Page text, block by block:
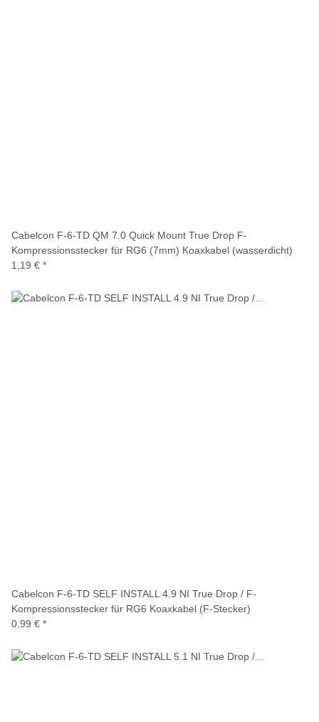
Cabelcon F-6-TD QM 7.0 Quick Mount True Drop F-
Kompressionsstecker für RG6 (7mm) Koaxkabel (wasserdicht)
1,19 € *
Cabelcon F-6-TD SELF INSTALL 4.9 NI True Drop / F-
Kompressionsstecker für RG6 Koaxkabel (F-Stecker)
0,99 € *